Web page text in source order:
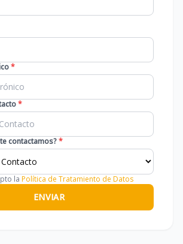
*
*
contactamos?*
la Política de Tratamiento de Datos
ENVIAR